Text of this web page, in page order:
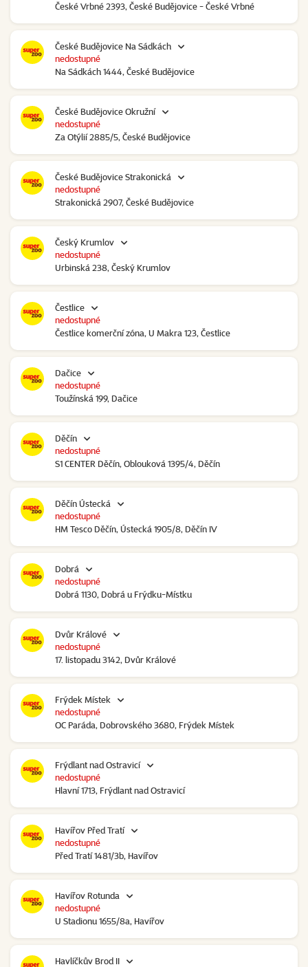
České Vrbné 2393, České Budějovice - České Vrbné
České Budějovice Na Sádkách
Na Sádkách 1444, České Budějovice
nedostupné
České Budějovice Okružní
Za Otýlií 2885/5, České Budějovice
nedostupné
České Budějovice Strakonická
Strakonická 2907, České Budějovice
nedostupné
Český Krumlov
Urbinská 238, Český Krumlov
nedostupné
Čestlice
Čestlice komerční zóna, U Makra 123, Čestlice
nedostupné
Dačice
Toužínská 199, Dačice
nedostupné
Děčín
S1 CENTER Děčín, Oblouková 1395/4, Děčín
nedostupné
Děčín Ústecká
HM Tesco Děčín, Ústecká 1905/8, Děčín IV
nedostupné
Dobrá
Dobrá 1130, Dobrá u Frýdku-Místku
nedostupné
Dvůr Králové
17. listopadu 3142, Dvůr Králové
nedostupné
Frýdek Místek
OC Paráda, Dobrovského 3680, Frýdek Místek
nedostupné
Frýdlant nad Ostravicí
Hlavní 1713, Frýdlant nad Ostravicí
nedostupné
Havířov Před Tratí
Před Tratí 1481/3b, Havířov
nedostupné
Havířov Rotunda
U Stadionu 1655/8a, Havířov
nedostupné
Havlíčkův Brod II